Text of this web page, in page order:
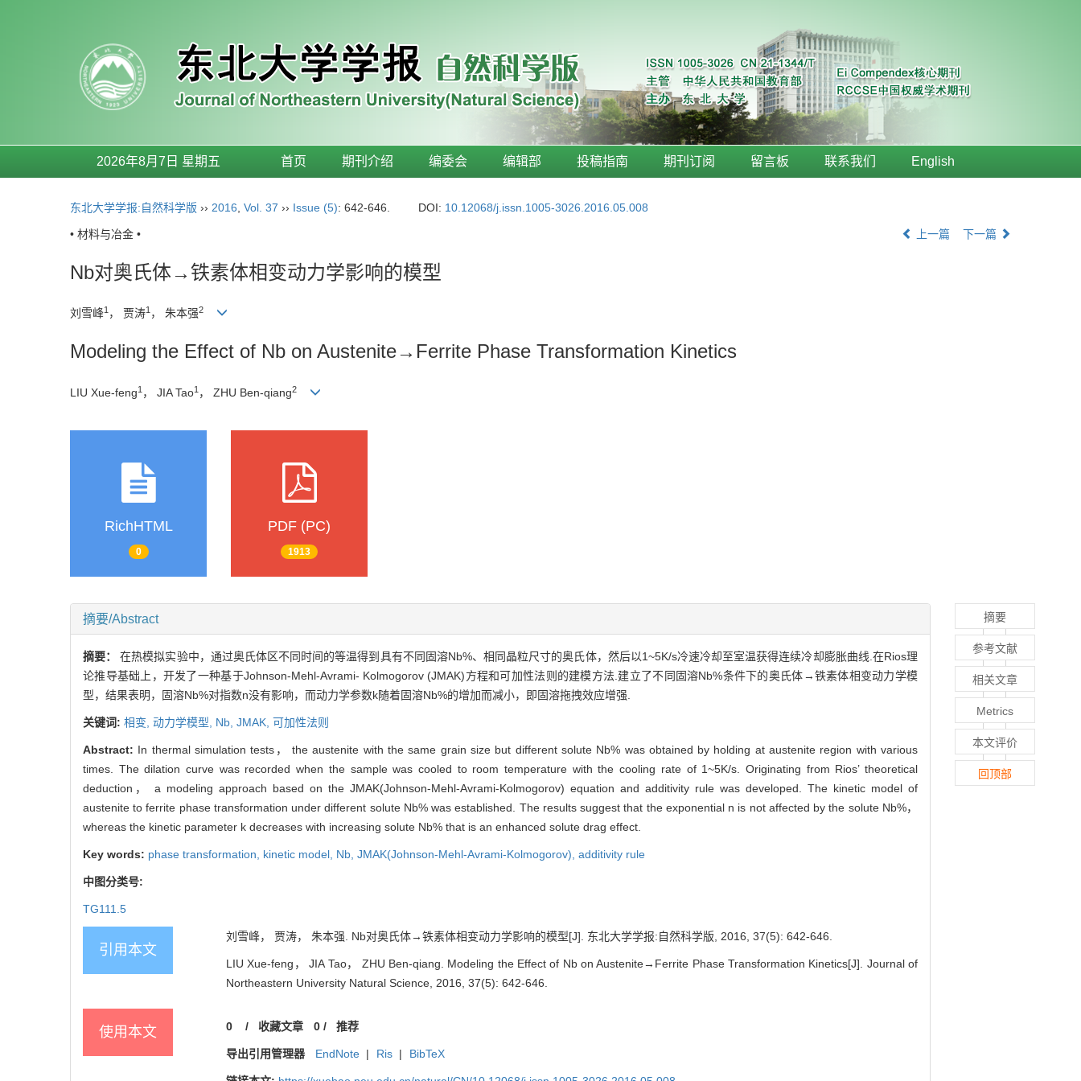
2026年8月7日 星期五 首页 期刊介绍 编委会 编辑部 投稿指南 期刊订阅 留言板 联系我们 English
东北大学学报:自然科学版 ›› 2016 Vol. 37 ›› Issue (5): 642-646. DOI: 10.12068/j.issn.1005-3026.2016.05.008
• 材料与冶金 • 上一篇 下一篇
Nb对奥氏体→铁素体相变动力学影响的模型
刘雪峰1 ， 贾涛1 ， 朱本强2
Modeling the Effect of Nb on Austenite→Ferrite Phase Transformation Kinetics
LIU Xue-feng1 ， JIA Tao1 ， ZHU Ben-qiang2
RichHTML
0
PDF (PC)
1913
摘要/Abstract
摘要：在热模拟实验中，通过奥氏体区不同时间的等温得到具有不同固溶Nb%、相同晶粒尺寸的奥氏体，然后以1~5K/s冷速冷却至室温获得连续冷却膨胀曲线.在Rios理
论推导基础上，开发了一种基于Johnson-Mehl-Avrami- Kolmogorov (JMAK)方程和可加性法则的建模方法.建立了不同固溶Nb%条件下的奥氏体→铁素体相变动力学模
型，结果表明，固溶Nb%对指数n没有影响，而动力学参数k随着固溶Nb%的增加而减小，即固溶拖拽效应增强.
关键词: 相变, 动力学模型, Nb, JMAK, 可加性法则
Abstract: In thermal simulation tests， the austenite with the same grain size but different solute Nb% was obtained by holding at austenite region with various
times. The dilation curve was recorded when the sample was cooled to room temperature with the cooling rate of 1~5K/s. Originating from Rios’ theoretical
deduction， a modeling approach based on the JMAK(Johnson-Mehl-Avrami-Kolmogorov) equation and additivity rule was developed. The kinetic model of
austenite to ferrite phase transformation under different solute Nb% was established. The results suggest that the exponential n is not affected by the solute Nb%，
whereas the kinetic parameter k decreases with increasing solute Nb% that is an enhanced solute drag effect.
Key words: phase transformation, kinetic model, Nb, JMAK(Johnson-Mehl-Avrami-Kolmogorov), additivity rule
中图分类号:
TG111.5
引用本文
刘雪峰， 贾涛， 朱本强. Nb对奥氏体→铁素体相变动力学影响的模型[J]. 东北大学学报:自然科学版, 2016, 37(5): 642-646.
LIU Xue-feng， JIA Tao， ZHU Ben-qiang. Modeling the Effect of Nb on Austenite→Ferrite Phase Transformation Kinetics[J]. Journal of
Northeastern University Natural Science, 2016, 37(5): 642-646.
使用本文 0 / 收藏文章 0/ 推荐
导出引用管理器 EndNote | Ris | BibTeX
摘要
参考文献
相关文章
Metrics
本文评价
回顶部